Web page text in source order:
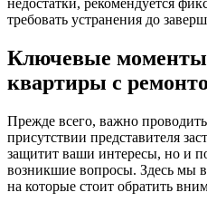
недостатки, рекомендуется
требовать устранения до
Ключевые
квартиры с
Прежде всего, важно
присутствии представителя
защитит ваши интересы, но и
возникшие вопросы. Здесь мы
на которые стоит обратить